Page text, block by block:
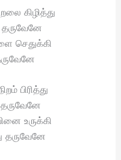
கிழித்து
செதுக்கி
பிரித்து
உருக்கி
தருவேனே